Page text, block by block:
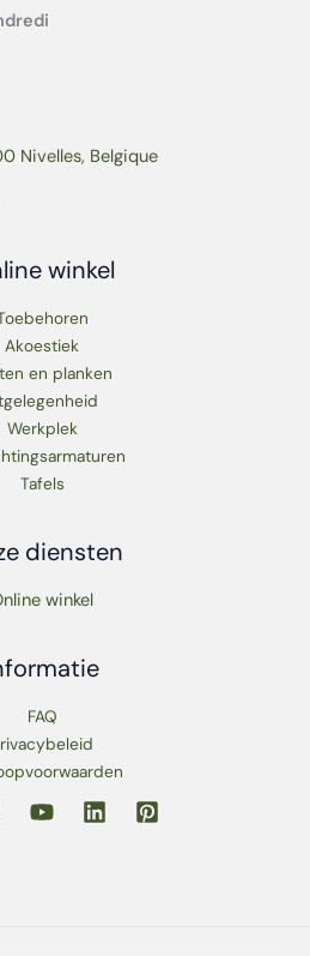
Nivelles, Belgique
winkel
Akoestiek
en planken
Werkplek
Tafels
diensten
winkel
FAQ